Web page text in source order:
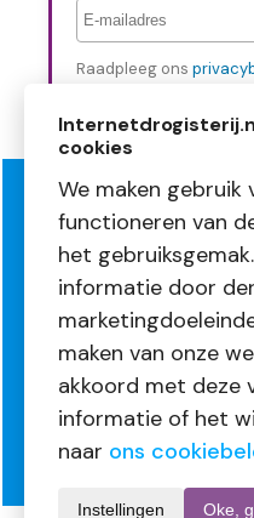
Raadpleeg ons
Over
Mijn account
Nieuwsbrief
Blogs
Vacatures
Volg ons
cookies
We maken
functioneren van
het
informatie door
maken van onze
akkoord met deze
informatie of het
naar ons
Instellingen Oke,